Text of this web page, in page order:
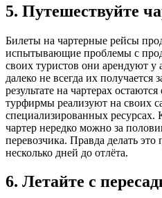
5. Путешествуйте
Билеты на чартерные рейсы
испытывающие проблемы с
своих туристов они арендуют
далеко не всегда их получается
результате на чартерах
турфирмы реализуют на своих
специализированных ресурсах.
чартер нередко можно за
перевозчика. Правда делать это
несколько дней до отлёта.
6. Летайте с